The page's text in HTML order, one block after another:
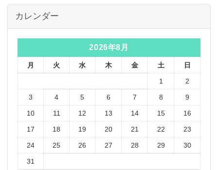
カレンダー
2026年8月
月 火 水 木 金 土 日
1 2
3 4 5 6 7 8 9
10 11 12 13 14 15 16
17 18 19 20 21 22 23
24 25 26 27 28 29 30
31